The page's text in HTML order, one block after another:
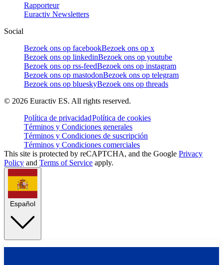
Rapporteur
Euractiv Newsletters
Social
Bezoek ons op facebookBezoek ons op x
Bezoek ons op linkedinBezoek ons op youtube
Bezoek ons op rss-feedBezoek ons op instagram
Bezoek ons op mastodonBezoek ons op telegram
Bezoek ons op blueskyBezoek ons op threads
© 2026 Euractiv ES. All rights reserved.
Política de privacidadPolítica de cookies
Términos y Condiciones generales
Términos y Condiciones de suscripción
Términos y Condiciones comerciales
This site is protected by reCAPTCHA, and the Google Privacy
Policy and Terms of Service apply.
Español